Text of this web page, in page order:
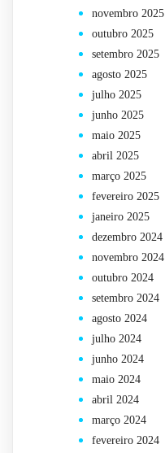
novembro 2025
outubro 2025
setembro 2025
agosto 2025
julho 2025
junho 2025
maio 2025
abril 2025
março 2025
fevereiro 2025
janeiro 2025
dezembro 2024
novembro 2024
outubro 2024
setembro 2024
agosto 2024
julho 2024
junho 2024
maio 2024
abril 2024
março 2024
fevereiro 2024